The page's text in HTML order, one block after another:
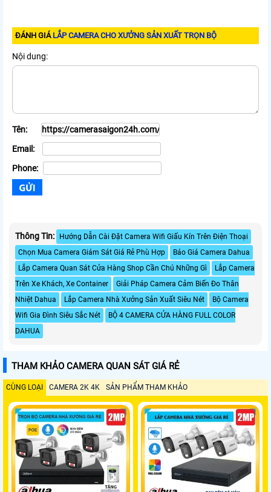
ĐÁNH GIÁ LẮP CAMERA CHO XƯỞNG SẢN XUẤT TRỌN BỘ
Nội dung:
Tên:
Email:
Phone:
Thông Tin:
Hướng Dẫn Cài Đặt Camera Wifi Giấu Kín Trên Điện Thoại
Chọn Mua Camera Giám Sát Giá Rẻ Phù Hợp
Báo Giá Camera Dahua
Lắp Camera Quan Sát Cửa Hàng Shop Cần Chú Những Gì
Lắp Camera
Trên Xe Khách, Xe Container
Giải Pháp Camera Cảm Biến Đo Thân
Nhiệt Dahua
Lắp Camera Nhà Xưởng Sản Xuất Siêu Nét
Bộ Camera
Wifi Gia Đình Siêu Sắc Nét
BỘ 4 CAMERA CỬA HÀNG FULL COLOR
DAHUA
THAM KHẢO CAMERA QUAN SÁT GIÁ RẺ
CÙNG LOẠI CAMERA 2K 4K SẢN PHẨM THAM KHẢO